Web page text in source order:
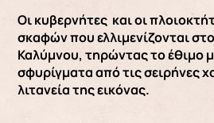
Οι κυβερνήτες και οι
σκαφών που ελλιμενίζονται
Καλύμνου, τηρώντας το έθιμο
σφυρίγματα από τις σειρήνες
λιτανεία της εικόνας.